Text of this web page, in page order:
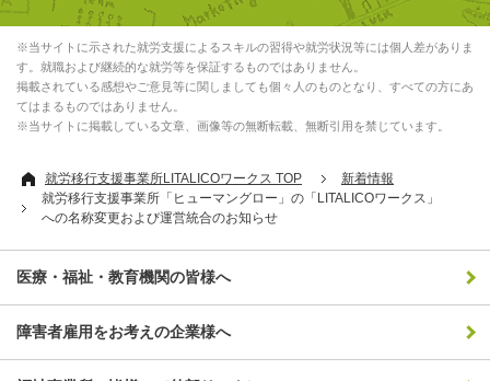
※当サイトに示された就労支援によるスキルの習得や就労状況等には個人差がありま
す。就職および継続的な就労等を保証するものではありません。
掲載されている感想やご意見等に関しましても個々人のものとなり、すべての方にあ
てはまるものではありません。
※当サイトに掲載している文章、画像等の無断転載、無断引用を禁じています。
就労移行支援事業所LITALICOワークス TOP
新着情報
就労移行支援事業所「ヒューマングロー」の「LITALICOワークス」
への名称変更および運営統合のお知らせ
医療・福祉・教育機関の皆様へ
障害者雇用をお考えの企業様へ